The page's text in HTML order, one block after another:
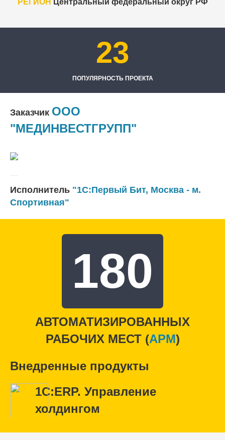
РЕГИОН Центральный федеральный округ РФ
23
ПОПУЛЯРНОСТЬ ПРОЕКТА
Заказчик ООО
"МЕДИНВЕСТГРУПП"
Исполнитель "1С:Первый Бит, Москва - м.
Спортивная"
180
АВТОМАТИЗИРОВАННЫХ
РАБОЧИХ МЕСТ (APM)
Внедренные продукты
1С:ERP. Управление
холдингом